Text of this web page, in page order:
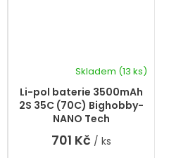
Li-pol baterie 3500mAh
2S 35C (70C) Bighobby-
NANO Tech
Skladem (13 ks)
701 Kč / ks